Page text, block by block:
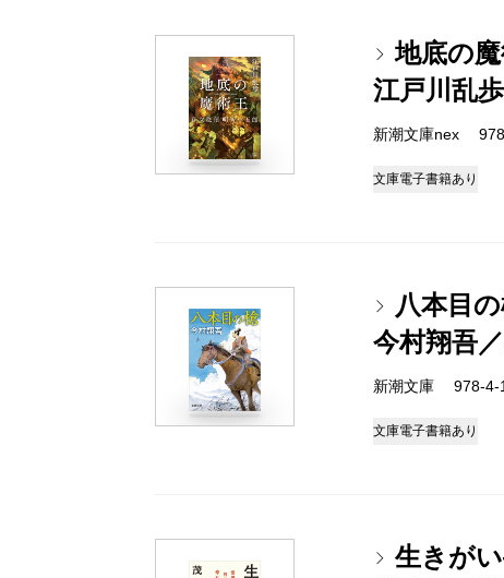
地底の
江戸川乱
新潮文庫nex
文庫電子書籍あり
八本目
今村翔吾
新潮文庫 978-
文庫電子書籍あり
生きが